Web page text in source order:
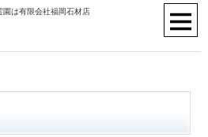
園は有限会社福岡石材店